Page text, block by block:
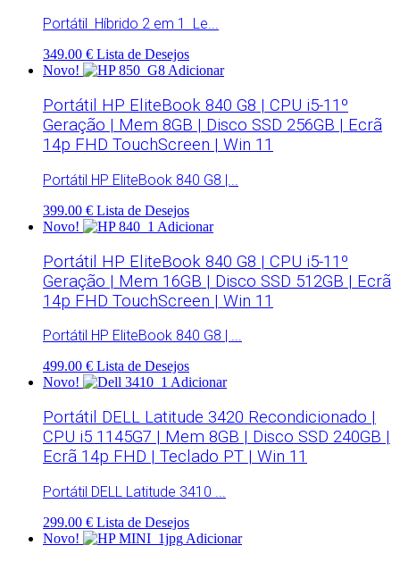
Portátil Híbrido 2 em 1 Le...
349.00 € Lista de Desejos
Novo!
Adicionar
Portátil HP EliteBook 840 G8 | CPU i5-11º
Geração | Mem 8GB | Disco SSD 256GB | Ecrã
14p FHD TouchScreen | Win 11
Portátil HP EliteBook 840 G8 |...
399.00 € Lista de Desejos
Novo!
Adicionar
Portátil HP EliteBook 840 G8 | CPU i5-11º
Geração | Mem 16GB | Disco SSD 512GB | Ecrã
14p FHD TouchScreen | Win 11
Portátil HP EliteBook 840 G8 | ...
499.00 € Lista de Desejos
Novo!
Adicionar
Portátil DELL Latitude 3420 Recondicionado |
CPU i5 1145G7 | Mem 8GB | Disco SSD 240GB |
Ecrã 14p FHD | Teclado PT | Win 11
Portátil DELL Latitude 3410 ...
299.00 € Lista de Desejos
Novo!
Adicionar